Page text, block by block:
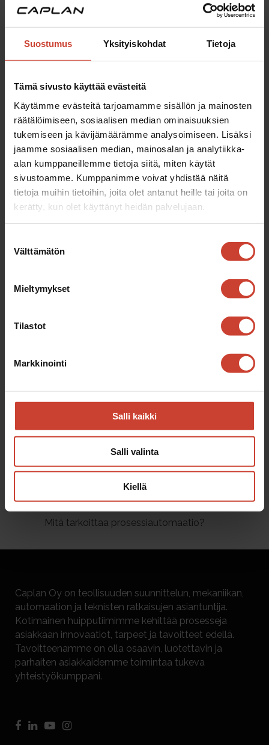
Suostumus Yksityiskohdat Tietoja
Tämä sivusto käyttää evästeitä
Käytämme evästeitä tarjoamamme sisällön ja mainosten
räätälöimiseen, sosiaalisen median ominaisuuksien
tukemiseen ja kävijämäärämme analysoimiseen. Lisäksi
jaamme sosiaalisen median, mainosalan ja analytiikka-
alan kumppaneillemme tietoja siitä, miten käytät
sivustoamme. Kumppanimme voivat yhdistää näitä
tietoja muihin tietoihin, joita olet antanut heille tai joita on
kerätty, kun olet käyttänyt heidän palvelujaan.
valinta
Välttämätön
Mieltymykset
Tilastot
Markkinointi
Salli kaikki
Salli valinta
Kiellä
avulla. Lue, miten se säästää aikaa,
Kategoriat
Ajankohtaista
Asiantuntijapalvelut
Automaatiosuunnittelu
Digital Twin
Mekaniikkasuunnittelu
Sähkösuunnittelu
Tekninen laskenta
Automaation ohjaus ja hallinta –
Tuotantolaitoksen modernisointi on
strateginen investointi
Piirikaaviosuunnittelu ja layout-
suunnittelu osana teollisuuden
sähkösuunnittelua
Caplan 10 vuotta suunnittelu- ja
konsultointialan murroksessa
Mitä tarkoittaa prosessiautomaatio?
Caplan Oy on teollisuuden suunnittelun, mekaniikan,
automaation ja teknisten ratkaisujen asiantuntija.
Kotimainen huipputiimimme kehittää prosesseja
asiakkaan innovaatiot, tarpeet ja tavoitteet edellä.
Tavoitteenamme on olla osaavin, luotettavin ja
parhaiten asiakkaidemme toimintaa tukeva
yhteistyökumppani.